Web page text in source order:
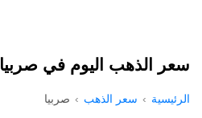
سعر الذهب اليوم في صربيا
الرئيسية سعر الذهب صربيا